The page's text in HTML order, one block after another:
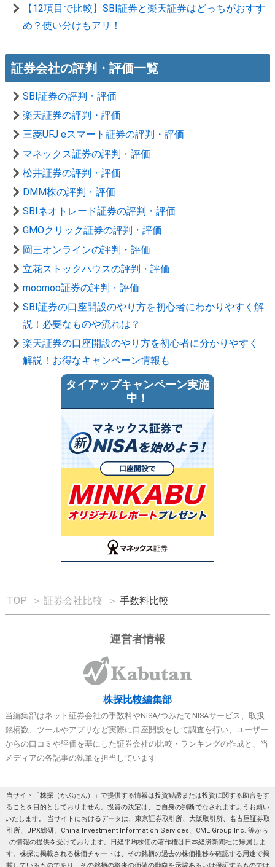
【12項目で比較】SBI証券と楽天証券はどっちがおすす
め？使い分けもアリ！
証券会社の評判・評価一覧
SBI証券の評判・評価
楽天証券の評判・評価
三菱UFJ eスマート証券の評判・評価
マネックス証券の評判・評価
松井証券の評判・評価
DMM株の評判・評価
SBIネオトレード証券の評判・評価
GMOクリック証券の評判・評価
岡三オンラインの評判・評価
立花ストックハウスの評判・評価
moomoo証券の評判・評価
SBI証券の口座開設のやり方を初心者にわかりやすく解
説！必要なものや流れは？
楽天証券の口座開設のやり方を初心者に分かりやすく
解説！お得なキャンペーン情報も
タイアップキャンペーン実施
中！
TOP ＞ 証券会社比較 ＞ 手数料比較
運営者情報
株探比較編集部
当編集部はネット証券会社の手数料やNISA/つみたてNISAサービス、取扱
銘柄数、ツールやアプリなど実際に口座開設をして調査を行い、ユーザー
からの口コミや評価を基にした証券会社の比較・ランキングの作成と、当
メディアの各記事の執筆を担当しています
当サイト「株探（かぶたん）」で提供する情報は投資勧誘または投資に関する助言をす
ることを目的としておりません。投資の決定は、ご自身の判断でなされますようお願い
いたします。 当サイトにおけるデータは、東京証券取引所、大阪取引所、名古屋証券取
引所、JPX総研、China Investment Information Services、CME Group Inc. 等から
の情報の提供を受けております。日経平均株価の著作権は日本経済新聞社に帰属しま
す。株探に掲載される株価チャートは、その銘柄の過去の株価推移を確認する用途で掲